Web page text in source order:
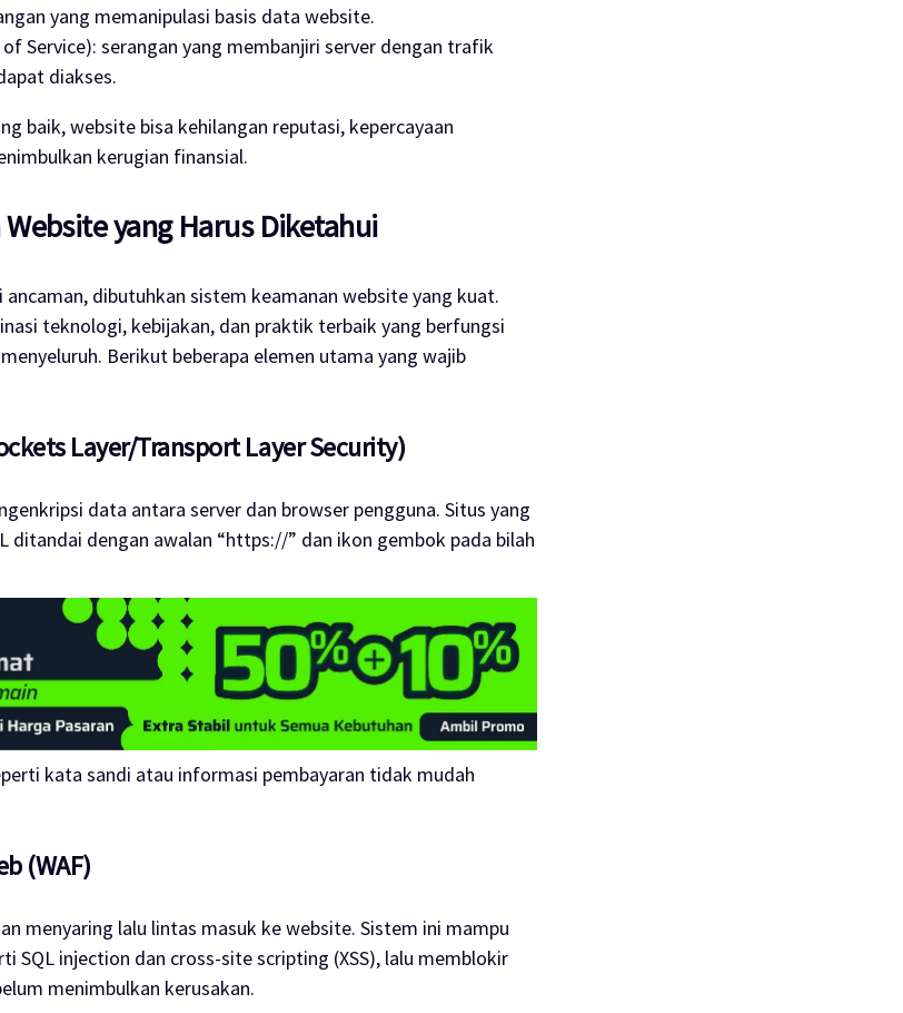
yang memanipulasi basis data website.
Service): serangan yang membanjiri server dengan trafik
diakses.
baik, website bisa kehilangan reputasi, kepercayaan
kerugian finansial.
yang Harus Diketahui
dibutuhkan sistem keamanan website yang kuat.
teknologi, kebijakan, dan praktik terbaik yang berfungsi
Berikut beberapa elemen utama yang wajib
Layer/Transport Layer Security)
data antara server dan browser pengguna. Situs yang
ditandai dengan awalan “https://” dan ikon gembok pada bilah
kata sandi atau informasi pembayaran tidak mudah
(WAF)
menyaring lalu lintas masuk ke website. Sistem ini mampu
SQL injection dan cross-site scripting (XSS), lalu memblokir
menimbulkan kerusakan.